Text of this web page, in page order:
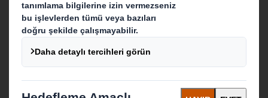
Biz Kimiz
Hakkında
International Paper Hakkında